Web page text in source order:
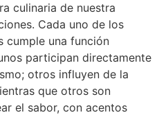
culinaria de nuestra
Cada uno de los
cumple una función
participan directamente
otros influyen de la
que otros son
el sabor, con acentos